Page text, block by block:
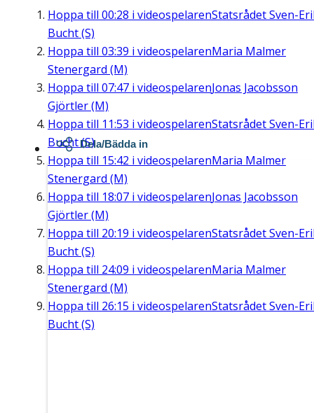
Hoppa till 00:28 i videospelarenStatsrådet Sven-
Bucht (S)
Hoppa till 03:39 i videospelarenMaria Malmer
Stenergard (M)
Hoppa till 07:47 i videospelarenJonas Jacobsson
Gjörtler (M)
Hoppa till 11:53 i videospelarenStatsrådet Sven-
Bucht (S)
Hoppa till 15:42 i videospelarenMaria Malmer
Stenergard (M)
Hoppa till 18:07 i videospelarenJonas Jacobsson
Gjörtler (M)
Hoppa till 20:19 i videospelarenStatsrådet Sven-
Bucht (S)
Hoppa till 24:09 i videospelarenMaria Malmer
Stenergard (M)
Hoppa till 26:15 i videospelarenStatsrådet Sven-
Bucht (S)
Dela/Bädda in